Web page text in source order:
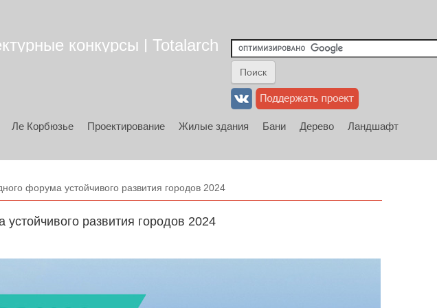
конкурсы | Totalarch
Ле Корбюзье Проектирование Жилые здания Бани Дерево
Ландшафт
форума устойчивого развития городов 2024
развития городов 2024